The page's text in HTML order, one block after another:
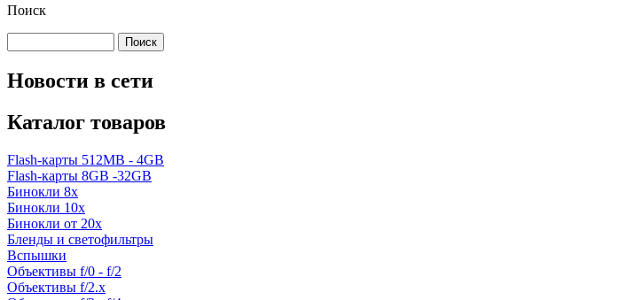
Поиск
Новости в сети
Каталог товаров
Flash-карты 512MB - 4GB
Flash-карты 8GB -32GB
Бинокли 8x
Бинокли 10x
Бинокли от 20x
Бленды и светофильтры
Вспышки
Объективы f/0 - f/2
Объективы f/2.x